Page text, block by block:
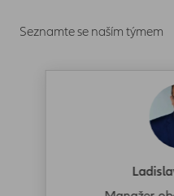
Seznamte se naším týmem